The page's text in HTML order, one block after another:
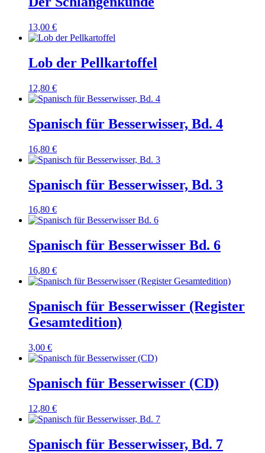
13,00 €
Lob der Pellkartoffel
12,80 €
Spanisch für Besserwisser, Bd. 4
16,80 €
Spanisch für Besserwisser, Bd. 3
16,80 €
Spanisch für Besserwisser Bd. 6
16,80 €
Spanisch für Besserwisser (Register
Gesamtedition)
3,00 €
Spanisch für Besserwisser (CD)
12,80 €
Spanisch für Besserwisser, Bd. 7